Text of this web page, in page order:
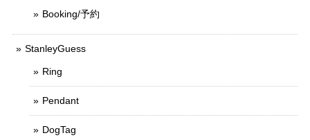
Booking/予約
StanleyGuess
Ring
Pendant
DogTag